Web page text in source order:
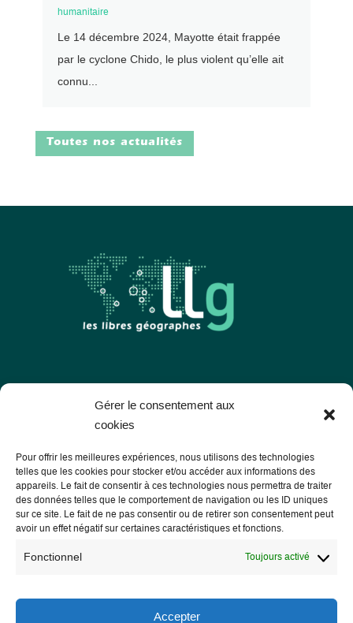
Gérer le consentement aux
cookies
Pour offrir les meilleures expériences, nous utilisons des technologies
telles que les cookies pour stocker et/ou accéder aux informations des
appareils. Le fait de consentir à ces technologies nous permettra de traiter
des données telles que le comportement de navigation ou les ID uniques
sur ce site. Le fait de ne pas consentir ou de retirer son consentement peut
avoir un effet négatif sur certaines caractéristiques et fonctions.
Fonctionnel Toujours activé
Accepter
humanitaire
Le 14 décembre 2024, Mayotte était frappée
par le cyclone Chido, le plus violent qu’elle ait
connu...
Toutes nos actualités
Les Libres Géographes
56000 Vannes
— Nous contacter